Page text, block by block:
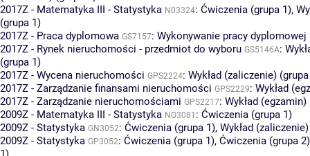
2017Z - Matematyka III - Statystyka N03324: Ćwiczenia (grupa 1),
(grupa 1)
2017Z - Praca dyplomowa GS7157: Wykonywanie pracy dyplomowej
2017Z - Rynek nieruchomości - przedmiot do wyboru GS5146A:
(grupa 1)
2017Z - Wycena nieruchomości GPS2224: Wykład (zaliczenie)
2017Z - Zarządzanie finansami nieruchomości GPS2229: Wykład
2017Z - Zarządzanie nieruchomościami GPS2217: Wykład
2009Z - Matematyka III - Statystyka NO3081 : Ćwiczenia (grupa 1)
2009Z - Statystyka GN3052: Ćwiczenia (grupa 1), Wykład
2009Z - Statystyka GP3052: Ćwiczenia (grupa 1), Ćwiczenia (grupa 2)